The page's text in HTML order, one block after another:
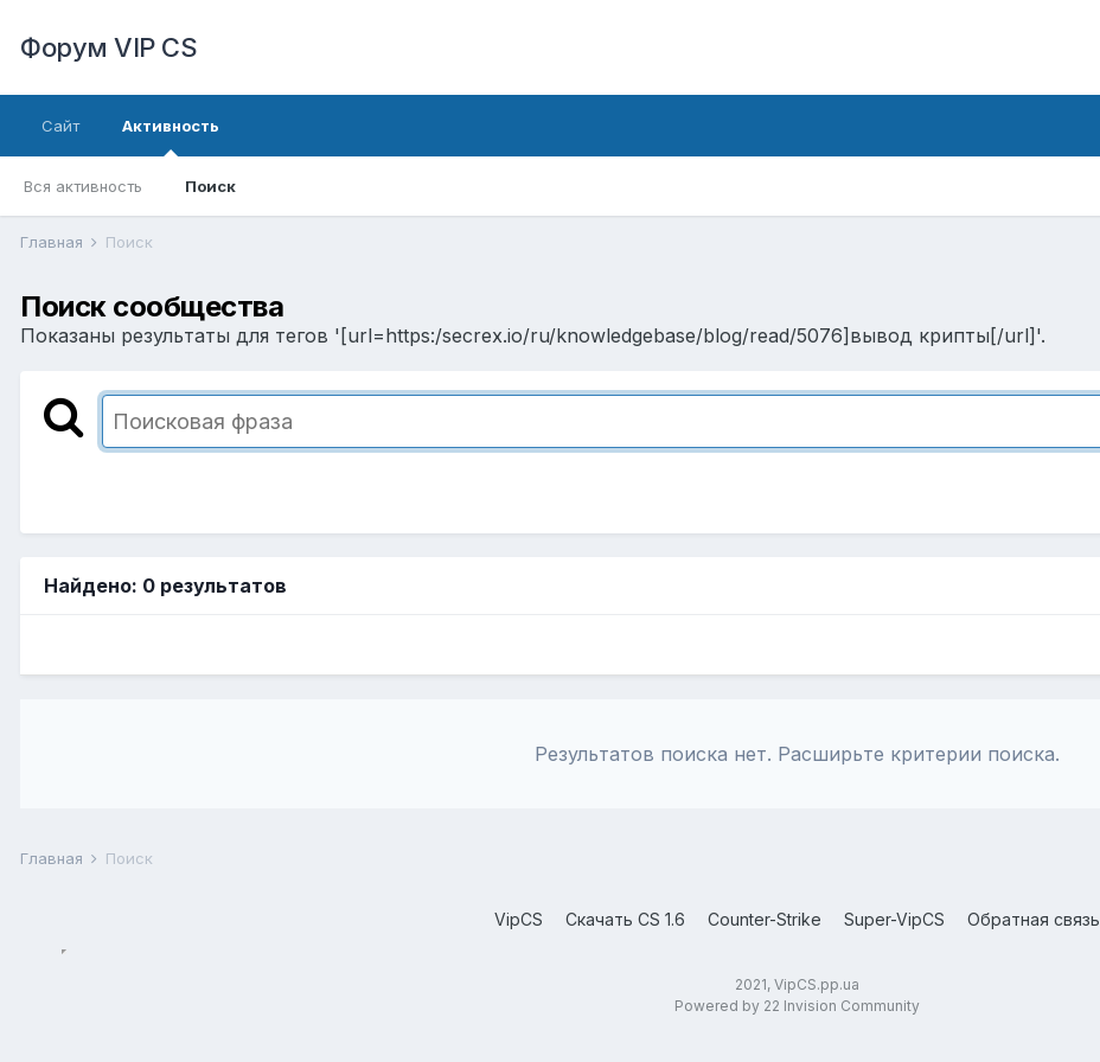
Форум VIP CS
Сайт Активность
Вся активность Поиск
Главная Поиск
Поиск сообщества
Показаны результаты для тегов '[url=https:/secrex.io/ru/knowledgebase/blog/read/5076]вывод крипты[/url]'.
Найдено: 0 результатов
Результатов поиска нет. Расширьте критерии поиска.
Главная Поиск
VipCS Скачать CS 1.6 Counter-Strike Super-VipCS Обратная связь
2021, VipCS.pp.ua
Powered by 22 Invision Community